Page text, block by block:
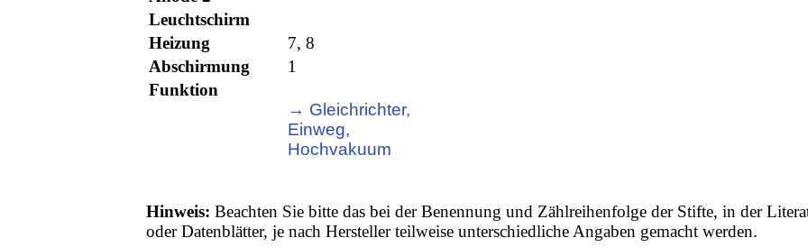
Leuchtschirm
Heizung
7, 8
Abschirmung
1
Funktion
→ Gleichrichter,
Einweg,
Hochvakuum
Hinweis: Beachten Sie bitte das bei der Benennung und Zählreihenfolge der Stifte, in der
oder Datenblätter, je nach Hersteller teilweise unterschiedliche Angaben gemacht werden.